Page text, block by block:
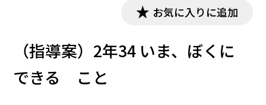
お気に入りに追加
（指導案）2年34 いま、ぼくに
できる こと